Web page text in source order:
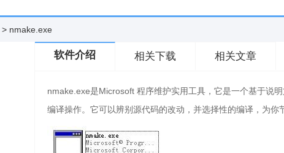
> nmake.exe
软件介绍 相关下载 相关文章
nmake.exe是Microsoft 程序维护实用工具，它是一个基于说
编译操作。它可以辨别源代码的改动，并选择性的编译，为你